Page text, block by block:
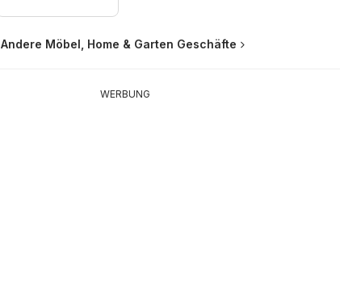
Andere Möbel, Home & Garten Geschäfte
WERBUNG